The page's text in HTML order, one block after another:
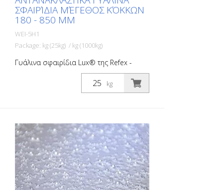
ΣΦΑΙΡΊΔΙΑ ΜΈΓΕΘΟΣ ΚΌΚΚΩΝ
180 - 850 ΜM
WEI-5H1
Package: kg (25kg) / kg (1000kg)
Γυάλινα σφαιρίδια Lux® της Refex -
προϊόντα υψηλής ποιότητας στο εύρος
παραγωγής από 63 έως 850 mµ. - Τα
γυάλινα σφαιρίδια Lux® Refex
εγκλεισμάτων αέρα. - Μια καινοτόμος
διαδικασία για την επιφανειακή
επίστρωση των γυάλινων σφαιριδίων
εξασφαλίζει ιδιότητες προϊόντων που
επιτρέπουν τη βέλτιστη πρόσφυση με
υλικά οδοσήμανσης. Τα γυάλινα
σφαιρίδια Lux® Refex χρησιμοποιούνται
kg